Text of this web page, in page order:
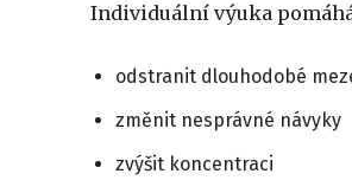
Individuální výuka
odstranit dlouhodobé
změnit nesprávné návyky
zvýšit koncentraci